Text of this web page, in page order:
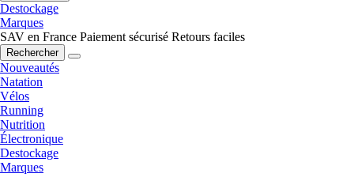
Destockage
Marques
SAV en France Paiement sécurisé Retours faciles
Rechercher
Nouveautés
Natation
Vélos
Running
Nutrition
Électronique
Destockage
Marques